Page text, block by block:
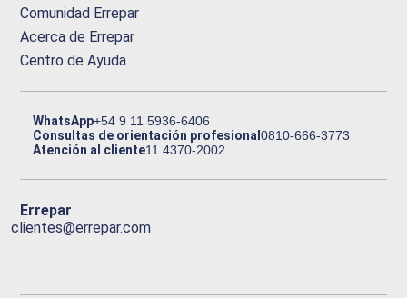
Comunidad Errepar
Acerca de Errepar
Centro de Ayuda
WhatsApp+54 9 11 5936-6406
Consultas de orientación profesional0810-666-3773
Atención al cliente11 4370-2002
Errepar
clientes@errepar.com